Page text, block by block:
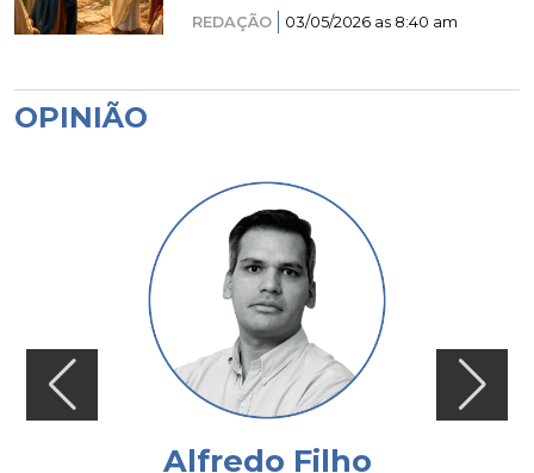
REDAÇÃO 03/05/2026 as 8:40 am
OPINIÃO
Alfredo Filho